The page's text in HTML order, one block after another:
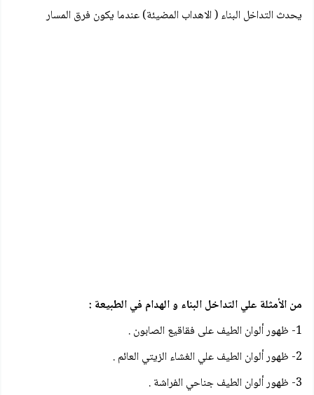
يحدث التداخل البناء ( الاهداب المضيئة) عندما يكون فرق المسار
من الأمثلة علي التداخل البناء و الهدام في الطبيعة :
1- ظهور ألوان الطيف على فقاقيع الصابون .
2- ظهور ألوان الطيف علي الغشاء الزيتي العائم .
3- ظهور ألوان الطيف جناحي الفراشة .